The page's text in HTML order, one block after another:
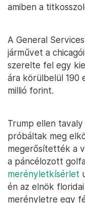
amiben a
A General
járművet a
szerelte fel egy
ára körülbelül 190
millió forint.
Trump ellen
próbáltak meg
megerősítették a
a páncélozott
merényletkísérlet
én az elnök
merényletre egy